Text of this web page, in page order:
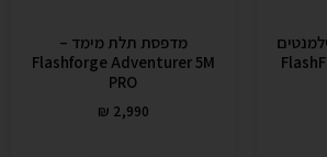
מדפסת תלת מימד –
Flashforge Adventurer 5M
PRO
₪ 2,990